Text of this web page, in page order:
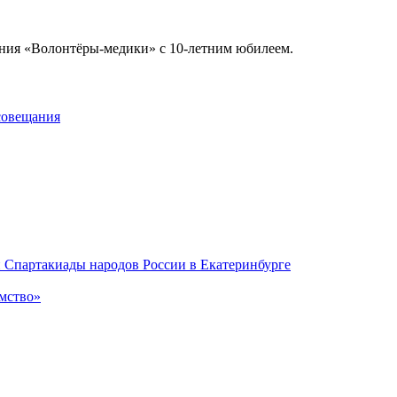
«Волонтёры-медики» с 10-летним юбилеем.
народов России в Екатеринбурге